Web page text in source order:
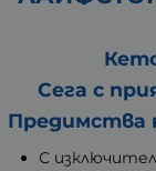
Сега с
Предимства
С